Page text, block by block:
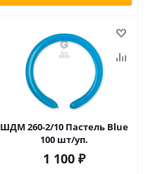
ШДМ 260-2/10 Пастель Blue
100 шт/уп.
1 100 ₽